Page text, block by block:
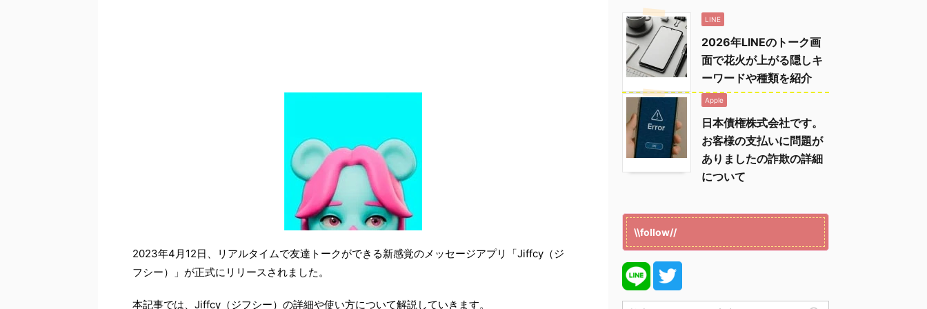
2023年4月12日、リアルタイムで友達トークができる新感覚のメッセージアプリ「Jiffcy（ジ
フシー）」が正式にリリースされました。
本記事では、Jiffcy（ジフシー）の詳細や使い方について解説していきます。
LINE
2026年LINEのトーク画
面で花火が上がる隠しキ
ーワードや種類を紹介
Apple
日本債権株式会社です。
お客様の支払いに問題が
ありましたの詐欺の詳細
について
\\follow//